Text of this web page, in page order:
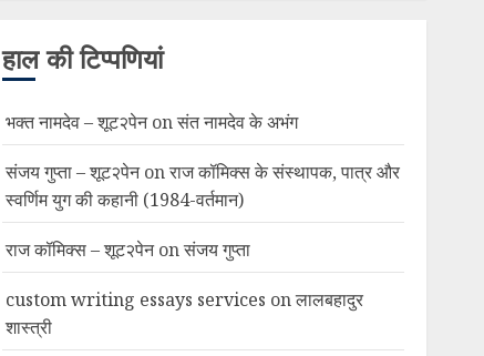
हाल की टिप्पणियां
भक्त नामदेव – शूट२पेनonसंत नामदेव के अभंग
संजय गुप्ता – शूट२पेनonराज कॉमिक्स के संस्थापक, पात्र और
स्वर्णिम युग की कहानी (1984-वर्तमान)
राज कॉमिक्स – शूट२पेनonसंजय गुप्ता
custom writing essays services onलालबहादुर
शास्त्री